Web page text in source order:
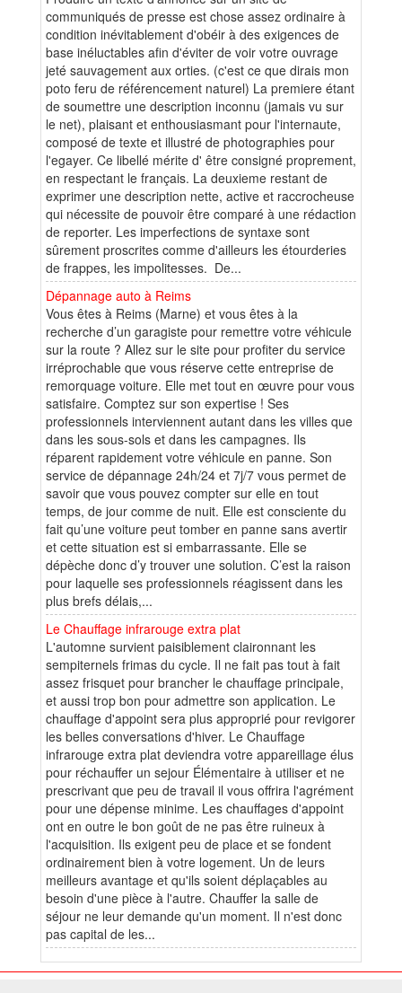
communiqués de presse est chose assez ordinaire à
condition inévitablement d'obéir à des exigences de
base inéluctables afin d'éviter de voir votre ouvrage
jeté sauvagement aux orties. (c'est ce que dirais mon
poto feru de référencement naturel) La premiere étant
de soumettre une description inconnu (jamais vu sur
le net), plaisant et enthousiasmant pour l'internaute,
composé de texte et illustré de photographies pour
l'egayer. Ce libellé mérite d' être consigné proprement,
en respectant le français. La deuxieme restant de
exprimer une description nette, active et raccrocheuse
qui nécessite de pouvoir être comparé à une rédaction
de reporter. Les imperfections de syntaxe sont
sûrement proscrites comme d'ailleurs les étourderies
de frappes, les impolitesses. De...
Dépannage auto à Reims
Vous êtes à Reims (Marne) et vous êtes à la
recherche d’un garagiste pour remettre votre véhicule
sur la route ? Allez sur le site pour profiter du service
irréprochable que vous réserve cette entreprise de
remorquage voiture. Elle met tout en œuvre pour vous
satisfaire. Comptez sur son expertise ! Ses
professionnels interviennent autant dans les villes que
dans les sous-sols et dans les campagnes. Ils
réparent rapidement votre véhicule en panne. Son
service de dépannage 24h/24 et 7j/7 vous permet de
savoir que vous pouvez compter sur elle en tout
temps, de jour comme de nuit. Elle est consciente du
fait qu’une voiture peut tomber en panne sans avertir
et cette situation est si embarrassante. Elle se
dépèche donc d’y trouver une solution. C’est la raison
pour laquelle ses professionnels réagissent dans les
plus brefs délais,...
Le Chauffage infrarouge extra plat
L'automne survient paisiblement claironnant les
sempiternels frimas du cycle. Il ne fait pas tout à fait
assez frisquet pour brancher le chauffage principale,
et aussi trop bon pour admettre son application. Le
chauffage d'appoint sera plus approprié pour revigorer
les belles conversations d'hiver. Le Chauffage
infrarouge extra plat deviendra votre appareillage élus
pour réchauffer un sejour Élémentaire à utiliser et ne
prescrivant que peu de travail il vous offrira l'agrément
pour une dépense minime. Les chauffages d'appoint
ont en outre le bon goût de ne pas être ruineux à
l'acquisition. Ils exigent peu de place et se fondent
ordinairement bien à votre logement. Un de leurs
meilleurs avantage et qu'ils soient déplaçables au
besoin d'une pièce à l'autre. Chauffer la salle de
séjour ne leur demande qu'un moment. Il n'est donc
pas capital de les...